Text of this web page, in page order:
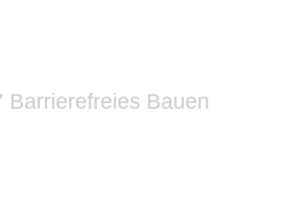
Barrierefreies Bauen